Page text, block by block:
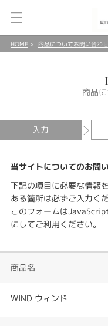
HOME 商品についてお問い合わせ
商品
入力
当サイトについてのお問
下記の項目に必要な情報
ある箇所は必ずご入力くだ
このフォームは
にしてご利用ください。
商品名
WIND ウィンド